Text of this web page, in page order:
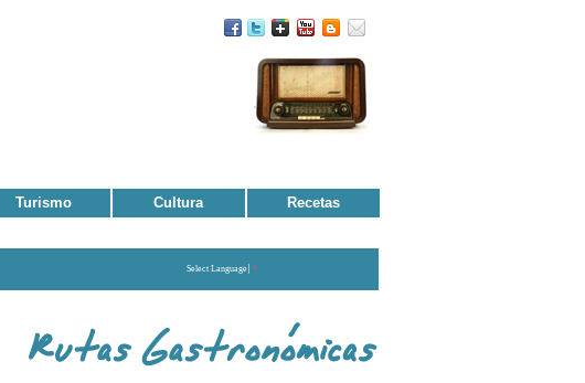
Turismo Cultura Recetas
Select Language ▼